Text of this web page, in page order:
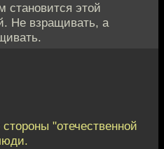
становится этой
Не взращивать, а
"отечественной